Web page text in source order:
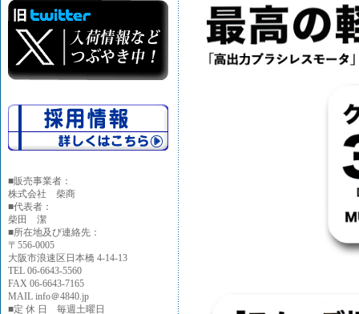
■販売事業者：
株式会社 柴商
■代表者：
柴田 潔
■所在地及び連絡先：
〒556-0005
大阪市浪速区日本橋 4-14-13
TEL 06-6643-5560
FAX 06-6643-7165
MAIL info＠4840.jp
■定 休 日 毎週土曜日